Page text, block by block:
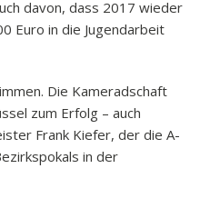
davon, dass 2017 wieder
Euro in die Jugendarbeit
Die Kameradschaft
zum Erfolg – auch
Frank Kiefer, der die A-
in der